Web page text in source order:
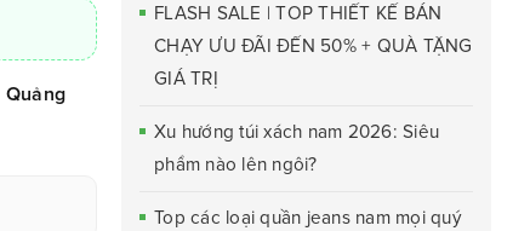
Quảng
FLASH SALE | TOP THIẾT KẾ BÁN
CHẠY ƯU ĐÃI ĐẾN 50% + QUÀ TẶNG
GIÁ TRỊ
Xu hướng túi xách nam 2026: Siêu
phẩm nào lên ngôi?
Top các loại quần jeans nam mọi quý